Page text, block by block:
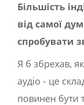
Більшість
від самої
спробувати
Я б збрехав,
аудіо - це
повинен бути